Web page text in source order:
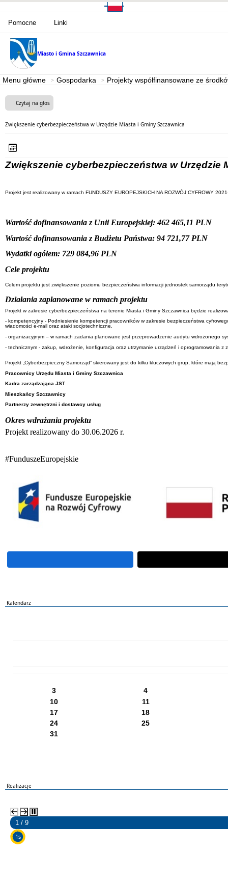
Pomocne Linki
Miasto i Gmina Szczawnica
Menu główne Gospodarka Projekty współfinansowane ze
Czytaj na głos
Zwiększenie cyberbezpieczeństwa w Urzędzie Miasta i Gminy Szczawnica
Zwiększenie cyberbezpieczeństwa w Urzędzie
Projekt jest realizowany w ramach FUNDUSZY EUROPEJSKICH NA ROZWÓJ CYFROWY
Wartość dofinansowania z Unii Europejskiej: 462 465,11 PLN
Wartość dofinansowania z Budżetu Państwa: 94 721,77 PLN
Wydatki ogółem: 729 084,96 PLN
Cele projektu
Celem projektu jest zwiększenie poziomu bezpieczeństwa informacji jednostek samorządu
Działania zaplanowane w ramach projektu
Projekt w zakresie cyberbezpieczeństwa na terenie Miasta i Gminy Szczawnica będzie
- kompetencyjny - Podniesienie kompetencji pracowników w zakresie bezpieczeństwa
wiadomości e-mail oraz ataki socjotechniczne.
- organizacyjnym – w ramach zadania planowane jest przeprowadzenie audytu wdrożonego
- technicznym - zakup, wdrożenie, konfiguracja oraz utrzymanie urządzeń i oprogramowania z
Projekt „Cyberbezpieczny Samorząd” skierowany jest do kilku kluczowych grup, które mają
Pracownicy Urzędu Miasta i Gminy Szczawnica
Kadra zarządzająca JST
Mieszkańcy Szczawnicy
Partnerzy zewnętrzni i dostawcy usług
Okres wdrażania projektu
Projekt realizowany do 30.06.2026 r.
#FunduszeEuropejskie
Kalendarz
3
4
10
11
17
18
24
25
31
Realizacje
2 / 9
5s